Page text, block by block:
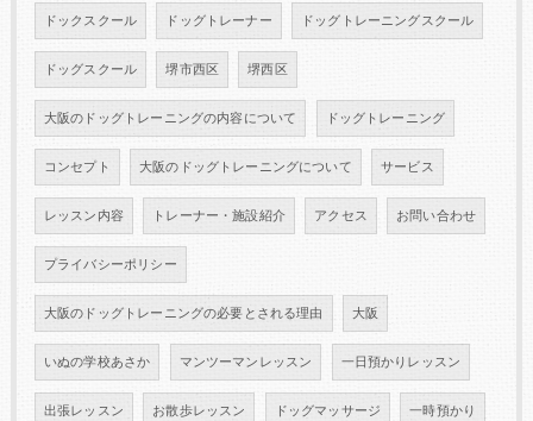
ドックスクール ドッグトレーナー ドッグトレーニングスクール
ドッグスクール 堺市西区 堺西区
大阪のドッグトレーニングの内容について ドッグトレーニング
コンセプト 大阪のドッグトレーニングについて サービス
レッスン内容 トレーナー・施設紹介 アクセス お問い合わせ
プライバシーポリシー
大阪のドッグトレーニングの必要とされる理由 大阪
いぬの学校あさか マンツーマンレッスン 一日預かりレッスン
出張レッスン お散歩レッスン ドッグマッサージ 一時預かり